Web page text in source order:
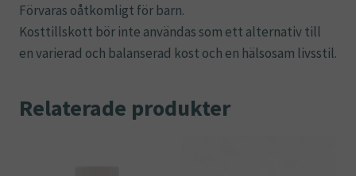
Förvaras oåtkomligt för barn.
Kosttillskott bör inte användas som ett alternativ till
en varierad och balanserad kost och en hälsosam livsstil.
Relaterade produkter